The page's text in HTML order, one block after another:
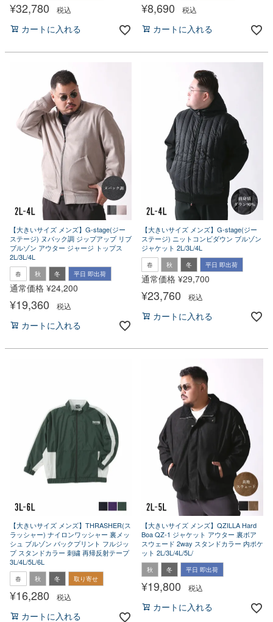
¥32,780 税込
カートに入れる
¥8,690 税込
カートに入れる
【大きいサイズ メンズ】G-stage(ジー
ステージ) ヌバック調 ジップアップ リブ
ブルゾン アウター ジャージ トップス
2L/3L/4L
春 秋 冬 平日 即出荷
通常価格 ¥24,200
¥19,360 税込
カートに入れる
【大きいサイズ メンズ】G-stage(ジー
ステージ) ニットコンビダウン ブルゾン
ジャケット 2L/3L/4L
春 秋 冬 平日 即出荷
通常価格 ¥29,700
¥23,760 税込
カートに入れる
【大きいサイズ メンズ】THRASHER(ス
ラッシャー) ナイロンワッシャー 裏メッ
シュ ブルゾン バックプリント フルジッ
プ スタンドカラー 刺繍 再帰反射テープ
3L/4L/5L/6L
春 秋 冬 取り寄せ
¥16,280 税込
カートに入れる
【大きいサイズ メンズ】QZILLA Hard
Boa QZ-1 ジャケット アウター 裏ボア
スウェード 2way スタンドカラー 内ポケ
ット 2L/3L/4L/5L/
秋 冬 平日 即出荷
¥19,800 税込
カートに入れる